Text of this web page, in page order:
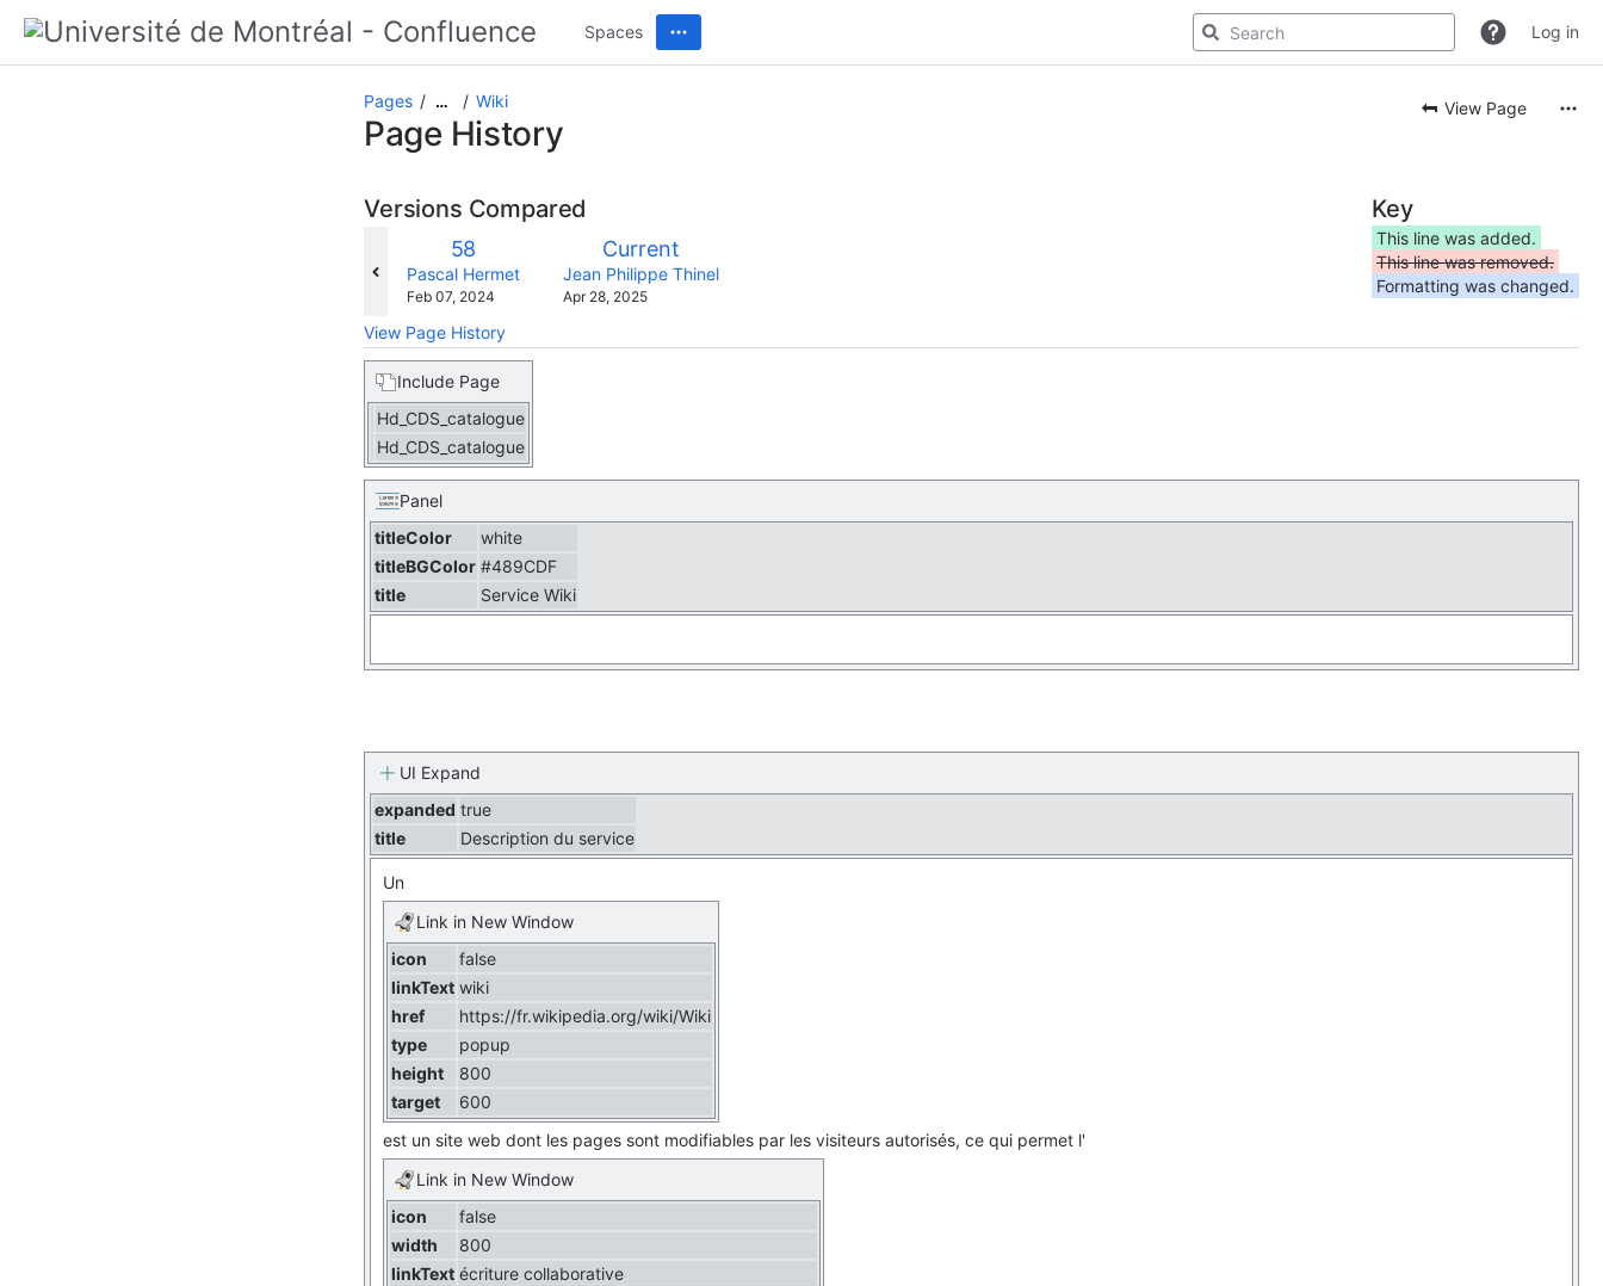
Spaces Log in
Pages … Wiki View Page
Page History
Versions Compared
Old
Version
58
changes.mady.by.user
Pascal Hermet
Saved
Feb 07, 2024
comparedNew
Version
Current
changes.mady.by.user
Jean Philippe Thinel
Saved
Apr 28, 2025
View Page History
Key
This line was added.
This line was removed.
Formatting was changed.
Include Page
Hd_CDS_catalogue
Hd_CDS_catalogue
Panel
titleColor
white
titleBGColor #489CDF
title
Service Wiki
UI Expand
expanded true
title
Description du service
Un
Link in New Window
icon
false
linkText wiki
href
https://fr.wikipedia.org/wiki/Wiki
type
popup
height
800
target
600
est un site web dont les pages sont modifiables par les visiteurs autorisés, ce qui permet l'
Link in New Window
icon
false
width
800
linkText écriture collaborative